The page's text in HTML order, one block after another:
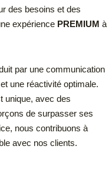
des besoins et des
expérience PREMIUM à
par une communication
une réactivité optimale.
unique, avec des
de surpasser ses
nous contribuons à
avec nos clients.